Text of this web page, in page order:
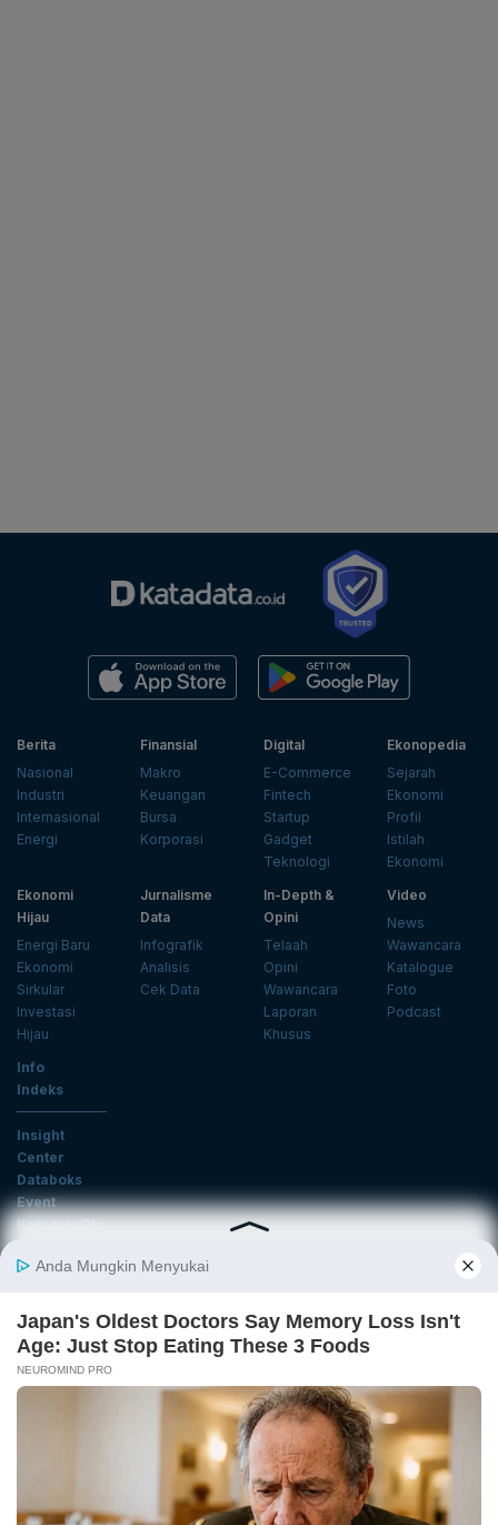
Berita
Nasional
Industri
Internasional
Energi
Finansial
Makro
Keuangan
Bursa
Korporasi
Digital
E-Commerce
Fintech
Startup
Gadget
Teknologi
Ekonopedia
Sejarah
Ekonomi
Profil
Istilah
Ekonomi
Ekonomi
Hijau
Energi Baru
Ekonomi
Sirkular
Investasi
Hijau
Jurnalisme
Data
Infografik
Analisis
Cek Data
In-Depth &
Opini
Telaah
Opini
Wawancara
Laporan
Khusus
Video
News
Wawancara
Katalogue
Foto
Podcast
Info
Indeks
Insight
Center
Databoks
Event
KatadataOto
Email
Daftar
Advertising Karier
Pedoman Media Siber
Kebijakan Privasi
Disclaimer
Hubungi Kami